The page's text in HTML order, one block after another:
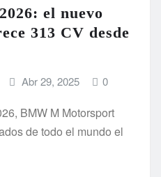
el nuevo
313 CV desde
Abr 29, 2025 0
BMW M Motorsport
de todo el mundo el